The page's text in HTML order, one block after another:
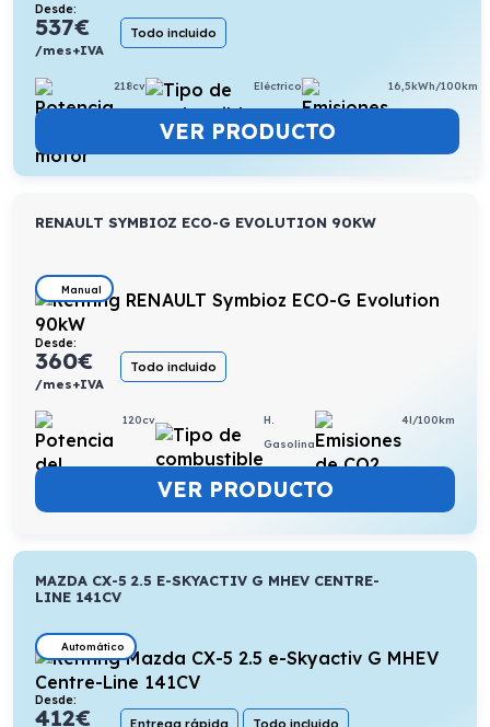
Desde:
537€
/mes+IVA
Todo incluido
218cv Eléctrico 16,5kWh/100km
VER PRODUCTO
RENAULT SYMBIOZ ECO-G EVOLUTION 90KW
Manual
Desde:
360€
/mes+IVA
Todo incluido
120cv
H.
Gasolina
4l/100km
VER PRODUCTO
MAZDA CX-5 2.5 E-SKYACTIV G MHEV CENTRE-
LINE 141CV
Automático
Desde:
412€